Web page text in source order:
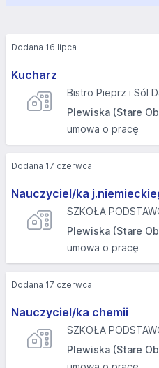
Kucharz
Bistro Pieprz i Sól
Plewiska (Stare
umowa o pracę
Dodana 16 lipca
Nauczyciel/ka
SZKOŁA
Plewiska (Stare
umowa o pracę
Dodana 17 czerwca
Nauczyciel/ka chemii
SZKOŁA
Plewiska (Stare
Dodana 17 czerwca